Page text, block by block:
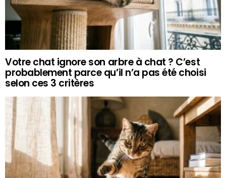
Votre chat ignore son arbre à chat ? C’est
probablement parce qu’il n’a pas été choisi
selon ces 3 critères